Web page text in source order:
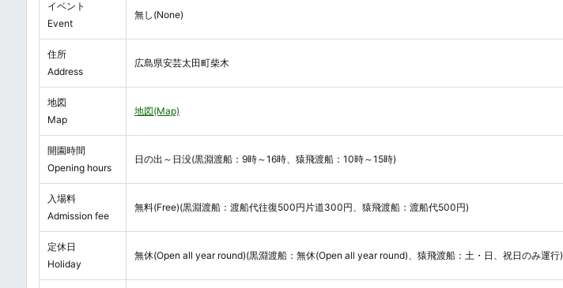
イベント
Event
無し(None)
住所
Address
広島県安芸太田町柴木
地図
Map
地図(Map)
開園時間
Opening hours
日の出～日没(黒淵渡船：9時～16時、猿飛渡船：10時～15時)
入場料
Admission fee
無料(Free)(黒淵渡船：渡船代往復500円片道300円、猿飛渡船：渡船代500円)
定休日
Holiday
無休(Open all year round)(黒淵渡船：無休(Open all year round)、猿飛渡船：土・日、祝日のみ運行)